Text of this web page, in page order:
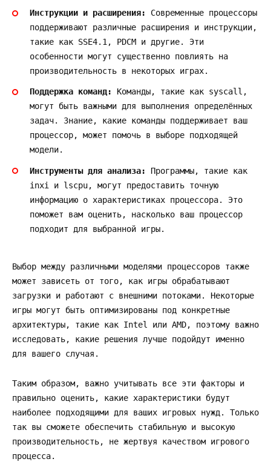
Инструкции и расширения:
Современные процессоры
поддерживают различные расширения и инструкции,
такие как SSE4.1, PDCM и другие. Эти
особенности могут существенно повлиять на
производительность в некоторых играх.
Поддержка команд:
Команды, такие как syscall,
могут быть важными для выполнения определённых
задач. Знание, какие команды поддерживает ваш
процессор, может помочь в выборе подходящей
модели.
Инструменты для анализа:
Программы, такие как
inxi и lscpu, могут предоставить точную
информацию о характеристиках процессора. Это
поможет вам оценить, насколько ваш процессор
подходит для выбранной игры.
Выбор между различными моделями процессоров также
может зависеть от того, как игры обрабатывают
загрузки и работают с внешними потоками. Некоторые
игры могут быть оптимизированы под конкретные
архитектуры, такие как Intel или AMD, поэтому важно
исследовать, какие решения лучше подойдут именно
для вашего случая.
Таким образом, важно учитывать все эти факторы и
правильно оценить, какие характеристики будут
наиболее подходящими для ваших игровых нужд. Только
так вы сможете обеспечить стабильную и высокую
производительность, не жертвуя качеством игрового
процесса.